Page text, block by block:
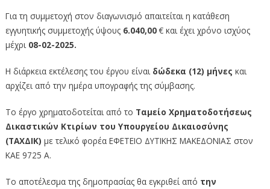
Για τη συμμετοχή στον διαγωνισμό απαιτείται η κατάθεση
εγγυητικής συμμετοχής ύψους 6.040,00€ και έχει χρόνο ισχύος
μέχρι 08-02-2025.
Η διάρκεια εκτέλεσης του έργου είναι δώδεκα (12) μήνες και
αρχίζει από την ημέρα υπογραφής της σύμβασης.
Το έργο χρηματοδοτείται από το Ταμείο Χρηματοδοτήσεως
Δικαστικών Κτιρίων του Υπουργείου Δικαιοσύνης
(ΤΑΧΔΙΚ) με τελικό φορέα ΕΦΕΤΕΙΟ ΔΥΤΙΚΗΣ ΜΑΚΕΔΟΝΙΑΣ στον
ΚΑΕ 9725 Α.
Το αποτέλεσμα της δημοπρασίας θα εγκριθεί από την